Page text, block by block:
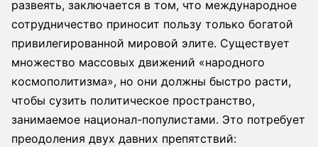
развеять, заключается в том, что международное
сотрудничество приносит пользу только богатой
привилегированной мировой элите. Существует
множество массовых движений «народного
космополитизма», но они должны быстро расти,
чтобы сузить политическое пространство,
занимаемое национал-популистами. Это потребует
преодоления двух давних препятствий: